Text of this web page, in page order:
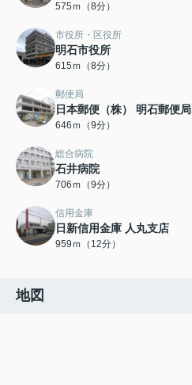
575ｍ（8分）
市役所・区役所
明石市役所
615ｍ（8分）
郵便局
日本郵便（株） 明石郵便局
646ｍ（9分）
総合病院
石井病院
706ｍ（9分）
信用金庫
日新信用金庫 人丸支店
959ｍ（12分）
地図